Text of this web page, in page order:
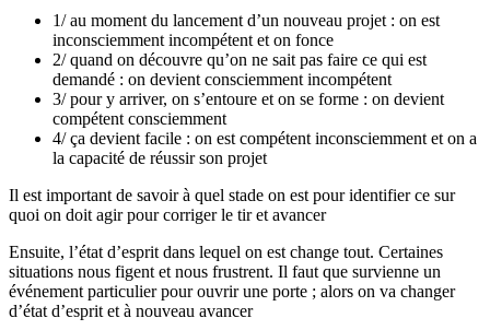
1/ au moment du lancement d’un nouveau projet : on est
inconsciemment incompétent et on fonce
2/ quand on découvre qu’on ne sait pas faire ce qui est
demandé : on devient consciemment incompétent
3/ pour y arriver, on s’entoure et on se forme : on devient
compétent consciemment
4/ ça devient facile : on est compétent inconsciemment et on a
la capacité de réussir son projet
Il est important de savoir à quel stade on est pour identifier ce sur
quoi on doit agir pour corriger le tir et avancer
Ensuite, l’état d’esprit dans lequel on est change tout. Certaines
situations nous figent et nous frustrent. Il faut que survienne un
événement particulier pour ouvrir une porte ; alors on va changer
d’état d’esprit et à nouveau avancer